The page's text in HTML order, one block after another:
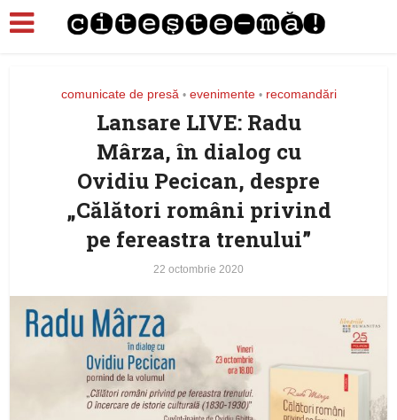
comunicate de presă • evenimente • recomandări
Lansare LIVE: Radu
Mârza, în dialog cu
Ovidiu Pecican, despre
„Călători români privind
pe fereastra trenului”
22 octombrie 2020